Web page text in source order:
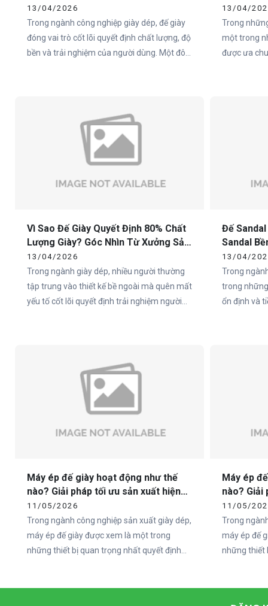
Nghiệp Tại Việt Nam
13/04/2026
Trong ngành công nghiệp giày dép, đế giày
đóng vai trò cốt lõi quyết định chất lượng, độ
bền và trải nghiệm của người dùng. Một đôi
sản xuất đế giày thể thao uy tín là yếu tố
sống còn đối với các thương hiệu.
Toàn
13/04/
Trong
một trong
được ưa
Vì Sao Đế Giày Quyết Định 80% Chất
Lượng Giày? Góc Nhìn Từ Xưởng Sản
Xuất
13/04/2026
Trong ngành giày dép, nhiều người thường
tập trung vào thiết kế bề ngoài mà quên mất
yếu tố cốt lõi quyết định trải nghiệm người
Đế
Sandal
Cho
13/04/
Trong
trong
ổn định và
Máy ép đế giày hoạt động như thế
nào? Giải pháp tối ưu sản xuất hiện
đại cùng Vietcha
11/05/2026
Trong ngành công nghiệp sản xuất giày dép,
máy ép đế giày được xem là một trong
những thiết bị quan trọng nhất quyết định
Máy ép
nào? Giải
đại cùng
11/05/
Trong
máy ép đế
những thiết